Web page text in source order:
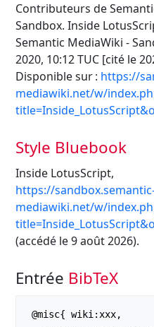
Contributeurs de
Sandbox. Inside
Semantic MediaWiki -
2020, 10:12 TUC [cité le
Disponible sur : https://
mediawiki.net/w/
Style Bluebook
Inside LotusScript,
https://
mediawiki.net/w/
(accédé le 9 août 2026).
Entrée BibTeX